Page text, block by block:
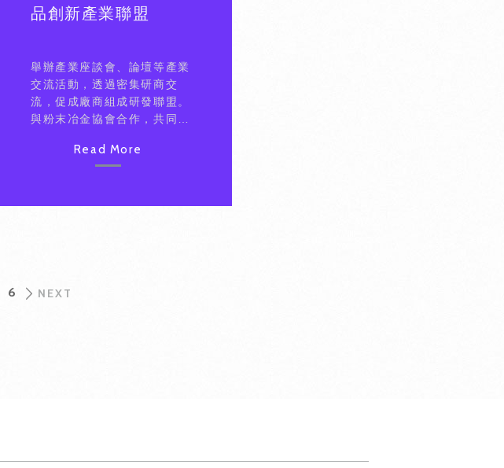
品創新產業聯盟
舉辦產業座談會、論壇等產業
交流活動，透過密集研商交
流，促成廠商組成研發聯盟。
與粉末冶金協會合作，共同推
屬製品聚落，落實立足台灣之
國際亮點產業。
Read More
6 NEXT